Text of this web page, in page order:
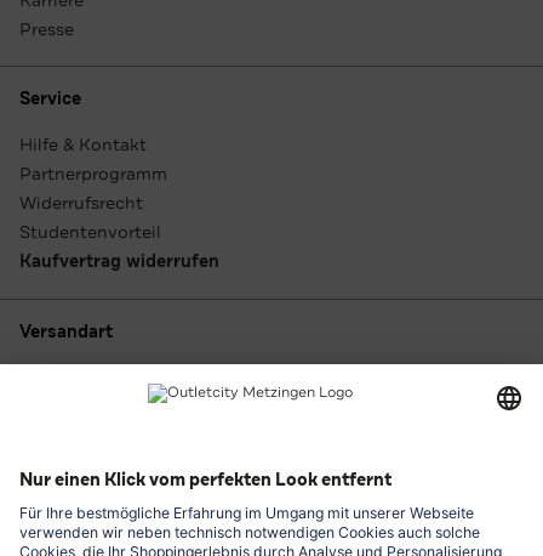
Presse
Service
Hilfe & Kontakt
Partnerprogramm
Widerrufsrecht
Studentenvorteil
Kaufvertrag widerrufen
Versandart